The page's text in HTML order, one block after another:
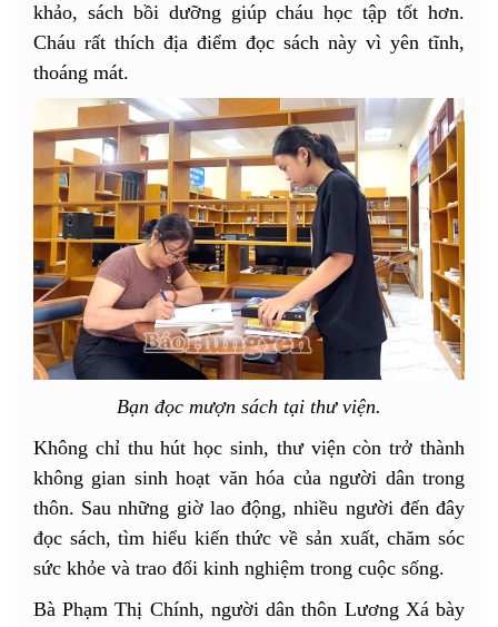
khảo, sách bồi dưỡng giúp cháu học tập tốt hơn.
Cháu rất thích địa điểm đọc sách này vì yên tĩnh,
thoáng mát.
Bạn đọc mượn sách tại thư viện.
Không chỉ thu hút học sinh, thư viện còn trở thành
không gian sinh hoạt văn hóa của người dân trong
thôn. Sau những giờ lao động, nhiều người đến đây
đọc sách, tìm hiểu kiến thức về sản xuất, chăm sóc
sức khỏe và trao đổi kinh nghiệm trong cuộc sống.
Bà Phạm Thị Chính, người dân thôn Lương Xá bày